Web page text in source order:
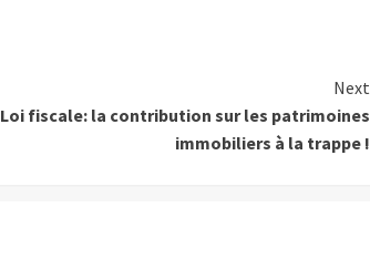
Next
Loi fiscale: la contribution sur les patrimoines
immobiliers à la trappe !